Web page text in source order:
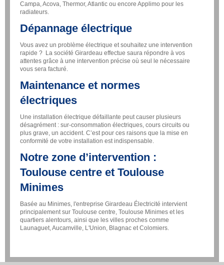
Campa, Acova, Thermor, Atlantic ou encore Applimo pour les
radiateurs.
Dépannage électrique
Vous avez un problème électrique et souhaitez une intervention
rapide ? La société Girardeau effectue saura répondre à vos
attentes grâce à une intervention précise où seul le nécessaire
vous sera facturé.
Maintenance et normes
électriques
Une installation électrique défaillante peut causer plusieurs
désagrément : sur-consommation électriques, cours circuits ou
plus grave, un accident. C’est pour ces raisons que la mise en
conformité de votre installation est indispensable.
Notre zone d’intervention :
Toulouse centre et Toulouse
Minimes
Basée au Minimes, l'entreprise Girardeau Électricité intervient
principalement sur Toulouse centre, Toulouse Minimes et les
quartiers alentours, ainsi que les villes proches comme
Launaguet, Aucamville, L'Union, Blagnac et Colomiers.